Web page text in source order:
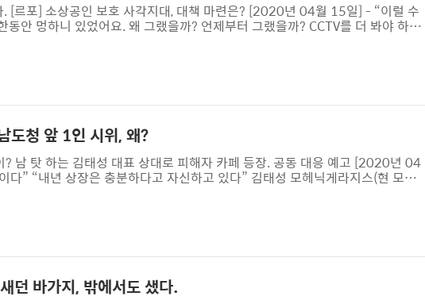
[르포] 소상공인 보호 사각지대, 대책 마련은? [2020년 04월 15일] - “이럴 수
안 멍하니 있었어요. 왜 그랬을까? 언제부터 그랬을까? CCTV를 더 봐야 하
요. 아무리 코로나19라고 해도 주변 PC방 5개 중 2개가 문을 닫았기에 이상
가 오피스텔이에요. 주상복합이라 식사까지 해결하던 단골이 많았어요. PC방
도청 앞 1인 시위, 왜?
? 남 탓 하는 김태성 대표 상대로 피해자 카페 등장. 공동 대응 예고 [2020년 04
” “내년 상장은 충분하다고 자신하고 있다” 김태성 모헤닉게라지스(현 모헤
이렇게 주장했다. 하지만 그가 약속했던 전기차 출시는 행방을 알 수 없게 됐
류되어 경매를 앞두고 있다. 이전부터 공장에 공급되던 전기가 끊겨 회사가 제
던 바가지, 밖에서도 샜다.